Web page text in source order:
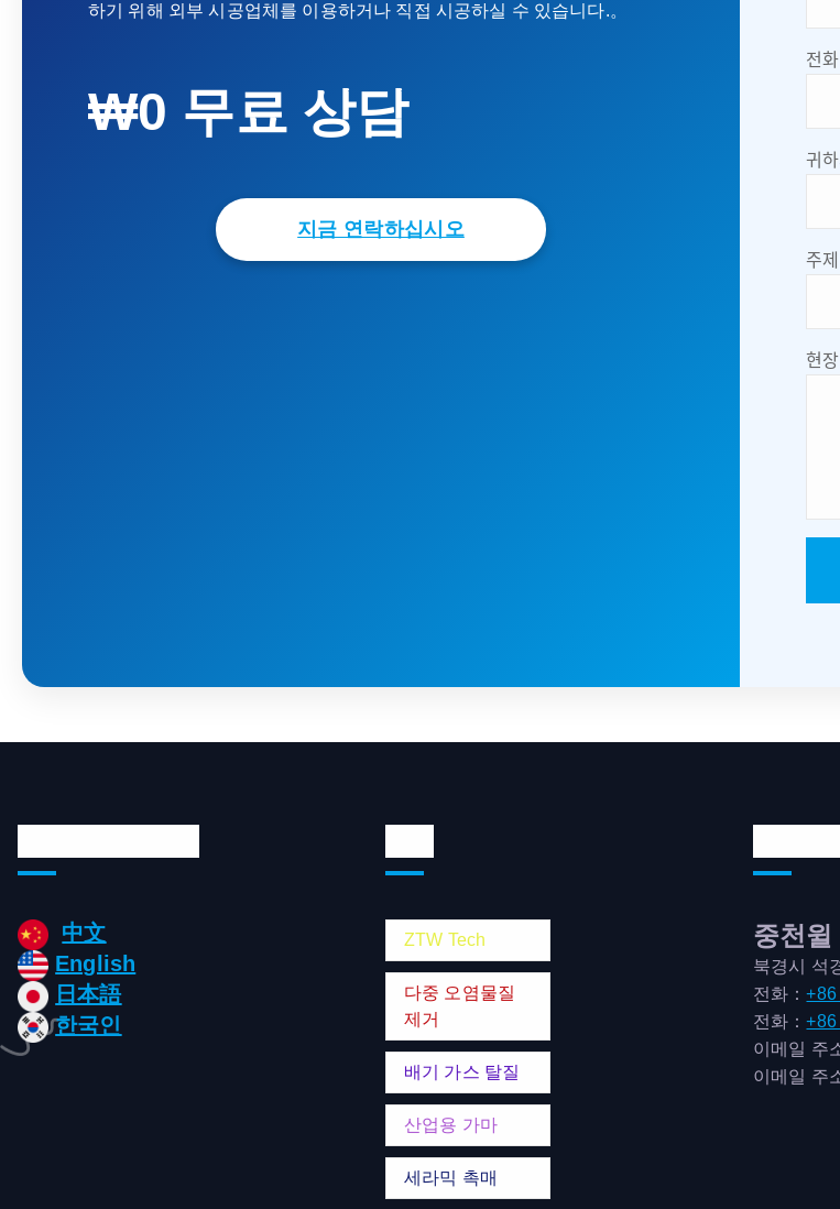
하기 위해 외부 시공업체를 이용하거나 직접 시공하실 수 있습니다.。
₩0 무료 상담
지금 연락하십시오
전
귀
주
현
中文
English
日本語
한국인
ZTW Tech
다중 오염물질
제거
배기 가스 탈질
산업용 가마
세라믹 촉매
중천윌
북경시 석
전화：
전화：
이메일 주
이메일 주